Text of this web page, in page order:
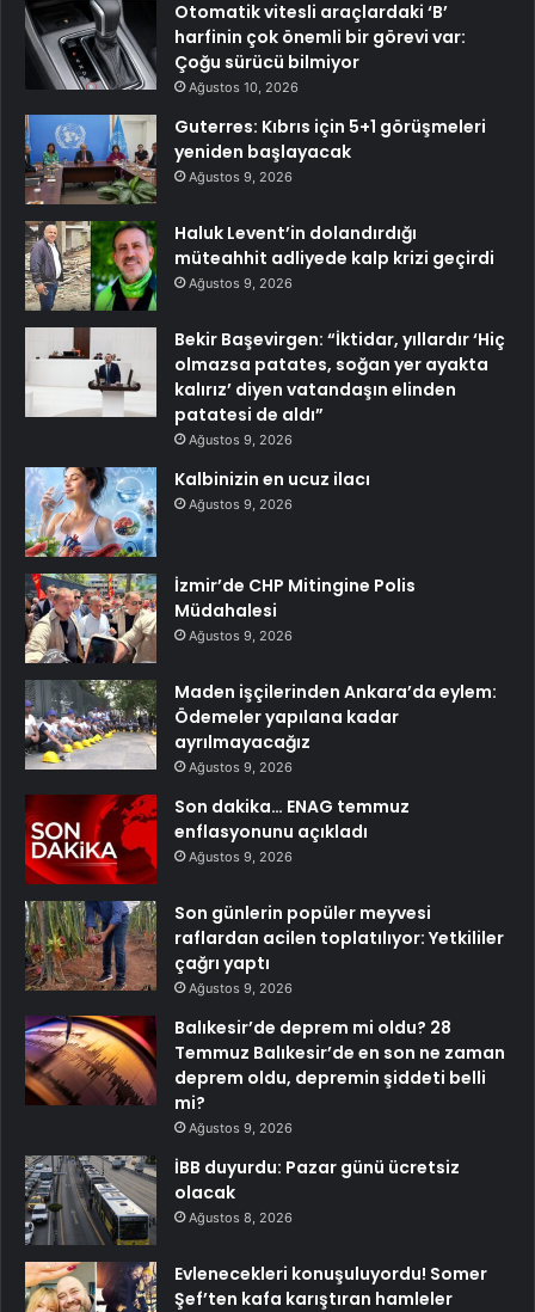
Otomatik vitesli araçlardaki ‘B’
harfinin çok önemli bir görevi var:
Çoğu sürücü bilmiyor
Ağustos 10, 2026
Guterres: Kıbrıs için 5+1 görüşmeleri
yeniden başlayacak
Ağustos 9, 2026
Haluk Levent’in dolandırdığı
müteahhit adliyede kalp krizi geçirdi
Ağustos 9, 2026
Bekir Başevirgen: “İktidar, yıllardır ‘Hiç
olmazsa patates, soğan yer ayakta
kalırız’ diyen vatandaşın elinden
patatesi de aldı”
Ağustos 9, 2026
Kalbinizin en ucuz ilacı
Ağustos 9, 2026
İzmir’de CHP Mitingine Polis
Müdahalesi
Ağustos 9, 2026
Maden işçilerinden Ankara’da eylem:
Ödemeler yapılana kadar
ayrılmayacağız
Ağustos 9, 2026
Son dakika… ENAG temmuz
enflasyonunu açıkladı
Ağustos 9, 2026
Son günlerin popüler meyvesi
raflardan acilen toplatılıyor: Yetkililer
çağrı yaptı
Ağustos 9, 2026
Balıkesir’de deprem mi oldu? 28
Temmuz Balıkesir’de en son ne zaman
deprem oldu, depremin şiddeti belli
mi?
Ağustos 9, 2026
İBB duyurdu: Pazar günü ücretsiz
olacak
Ağustos 8, 2026
Evlenecekleri konuşuluyordu! Somer
Şef’ten kafa karıştıran hamleler